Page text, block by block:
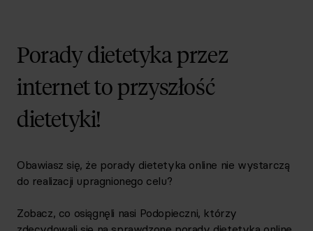
Porady dietetyka przez
internet to przyszłość
dietetyki!
Obawiasz się, że porady dietetyka online nie wystarczą
do realizacji upragnionego celu?
Zobacz, co osiągnęli nasi Podopieczni, którzy